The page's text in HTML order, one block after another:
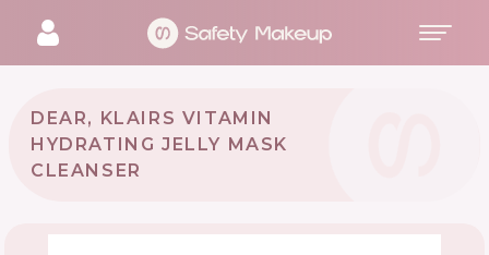
DEAR, KLAIRS VITAMIN
HYDRATING JELLY MASK
CLEANSER